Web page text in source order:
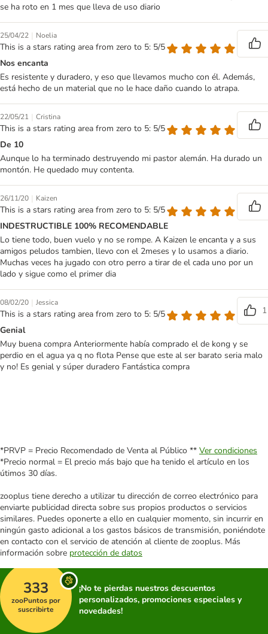
se ha roto en 1 mes que lleva de uso diario
25/04/22 | Noelia
This is a stars rating area from zero to 5: 5/5
Nos encanta
Es resistente y duradero, y eso que llevamos mucho con él. Además,
está hecho de un material que no le hace daño cuando lo atrapa.
22/05/21 | Cristina
This is a stars rating area from zero to 5: 5/5
De 10
Aunque lo ha terminado destruyendo mi pastor alemán. Ha durado un
montón. He quedado muy contenta.
26/11/20 | Kaizen
This is a stars rating area from zero to 5: 5/5
INDESTRUCTIBLE 100% RECOMENDABLE
Lo tiene todo, buen vuelo y no se rompe. A Kaizen le encanta y a sus
amigos peludos tambien, llevo con el 2meses y lo usamos a diario.
Muchas veces ha jugado con otro perro a tirar de el cada uno por un
lado y sigue como el primer dia
08/02/20 | Jessica
This is a stars rating area from zero to 5: 5/5
1
Genial
Muy buena compra Anteriormente había comprado el de kong y se
perdio en el agua ya q no flota Pense que este al ser barato seria malo
y no! Es genial y súper duradero Fantástica compra
*PRVP = Precio Recomendado de Venta al Público ** Ver condiciones
*Precio normal = El precio más bajo que ha tenido el artículo en los
útimos 30 días.
zooplus tiene derecho a utilizar tu dirección de correo electrónico para
enviarte publicidad directa sobre sus propios productos o servicios
similares. Puedes oponerte a ello en cualquier momento, sin incurrir en
ningún gasto adicional a los gastos básicos de transmisión, poniéndote
en contacto con el servicio de atención al cliente de zooplus. Más
información sobre protección de datos
333
zooPuntos por
suscribirte
¡No te pierdas nuestros descuentos
personalizados, promociones especiales y
novedades!